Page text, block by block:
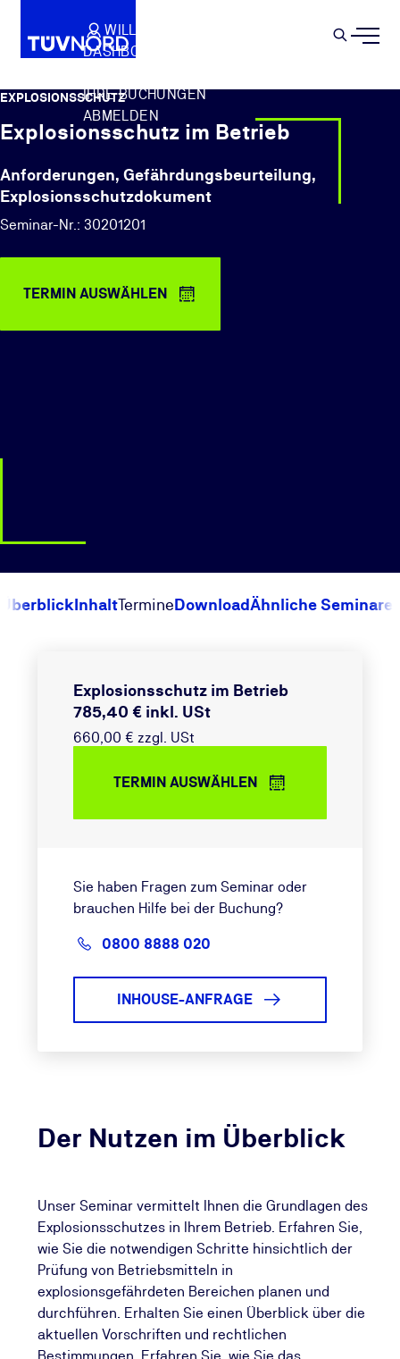
Springe zum Hauptinhalt
WILLKOMMEN
DASHBOARD
IHRE BUCHUNGEN
ABMELDEN
EXPLOSIONSSCHUTZ
Explosionsschutz im Betrieb
Anforderungen, Gefährdungsbeurteilung,
Explosionsschutzdokument
Seminar-Nr.: 30201201
TERMIN AUSWÄHLEN
ÜberblickInhaltTermineDownloadÄhnliche Seminare
Der Nutzen im Überblick
Unser Seminar vermittelt Ihnen die Grundlagen des
Explosionsschutzes in Ihrem Betrieb. Erfahren Sie,
wie Sie die notwendigen Schritte hinsichtlich der
Prüfung von Betriebsmitteln in
explosionsgefährdeten Bereichen planen und
durchführen. Erhalten Sie einen Überblick über die
aktuellen Vorschriften und rechtlichen
Explosionsschutz im Betrieb
785,40 € inkl. USt
660,00 € zzgl. USt
TERMIN AUSWÄHLEN
Sie haben Fragen zum Seminar oder
brauchen Hilfe bei der Buchung?
0800 8888 020
INHOUSE-ANFRAGE